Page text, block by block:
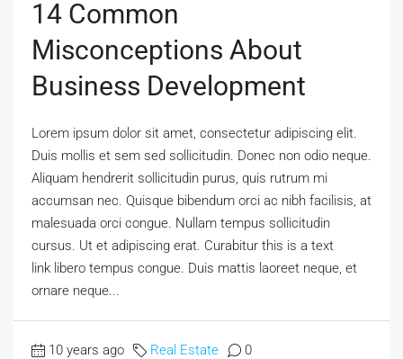
14 Common
Misconceptions About
Business Development
Lorem ipsum dolor sit amet, consectetur adipiscing elit.
Duis mollis et sem sed sollicitudin. Donec non odio neque.
Aliquam hendrerit sollicitudin purus, quis rutrum mi
accumsan nec. Quisque bibendum orci ac nibh facilisis, at
malesuada orci congue. Nullam tempus sollicitudin
cursus. Ut et adipiscing erat. Curabitur this is a text
link libero tempus congue. Duis mattis laoreet neque, et
ornare neque...
10 years ago Real Estate 0